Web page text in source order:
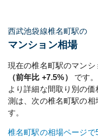
西武池袋線椎名町駅の
マンション相場
現在の椎名町駅のマンシ
（前年比 +7.5%）
です。
より詳細な間取り別の
測は、次の椎名町駅の相
す。
椎名町駅の相場ページで